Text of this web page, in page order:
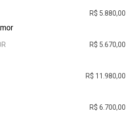
R$ 5.880,00
R$ 5.670,00
R$ 11.980,00
R$ 6.700,00